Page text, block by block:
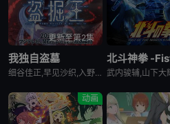
更新至第2集
我独自盗墓
细谷佳正,早见沙织,入野自由,诹访部顺一
动画